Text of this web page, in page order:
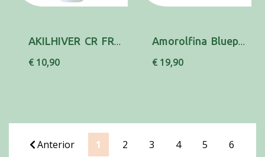
AKILHIVER CR FRIEIRAS 30ML
€ 10,90
Amorolfina Bluepharma MG, 50 mg/mL- 5 mL x 1 ...
€ 19,90
Anterior 1 2 3 4 5 6